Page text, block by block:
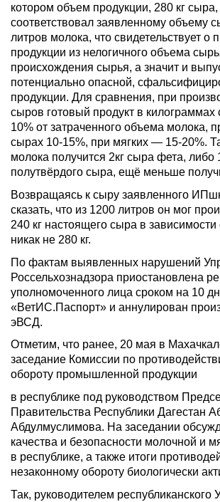
котором объем продукции, 280 кг
соответствовал заявленному объему
литров молока, что свидетельствует о
продукции из нелогичного объема
происхождения сырья, а значит и
потенциально опасной,
продукции. Для сравнения, при
сыров готовый продукт в килограммах
10% от затраченного объема молока,
сырах 10-15%, при мягких — 15-20%.
молока получится 2кг сыра фета, либо
полутвёрдого сыра, ещё меньше
Возвращаясь к сыру заявленного
сказать, что из 1200 литров он мог
240 кг настоящего сыра в зависимости
никак не 280 кг.
По фактам выявленных нарушений
Россельхознадзора приостановлена
уполномоченного лица сроком на 10
«ВетИС.Паспорт» и аннулирован
эВСД.
Отметим, что ранее, 20 мая в
заседание Комиссии по
обороту промышленной продукции
в республике под руководством
Правительства Республики Дагестан
Абдулмуслимова. На заседании
качества и безопасности молочной и
в республике, а также итоги
незаконному обороту биологически
Так, руководителем республиканского